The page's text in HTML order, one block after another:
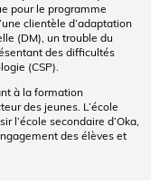
pour le programme
clientèle d’adaptation
(DM), un trouble du
des difficultés
(CSP).
à la formation
des jeunes. L’école
l’école secondaire d’Oka,
des élèves et